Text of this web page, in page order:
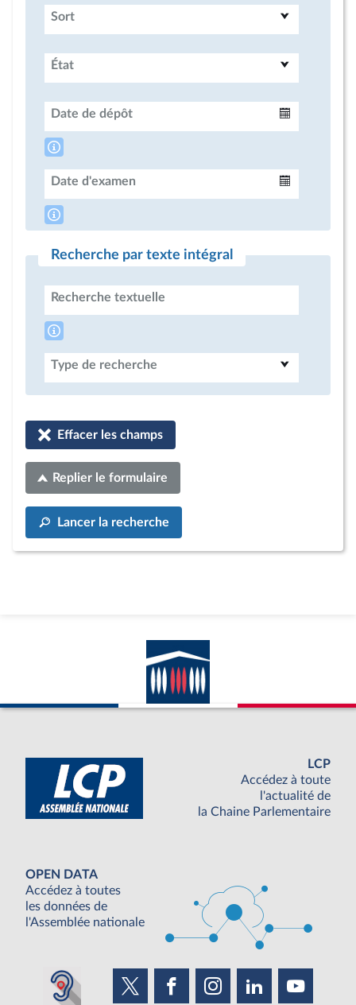
Sort
État
Date de dépôt
Date d'examen
Recherche par texte intégral
Recherche textuelle
Type de recherche
Effacer les champs
Replier le formulaire
Lancer la recherche
LCP
Accédez à toute
l'actualité de
la Chaine Parlementaire
OPEN DATA
Accédez à toutes
les données de
l'Assemblée nationale